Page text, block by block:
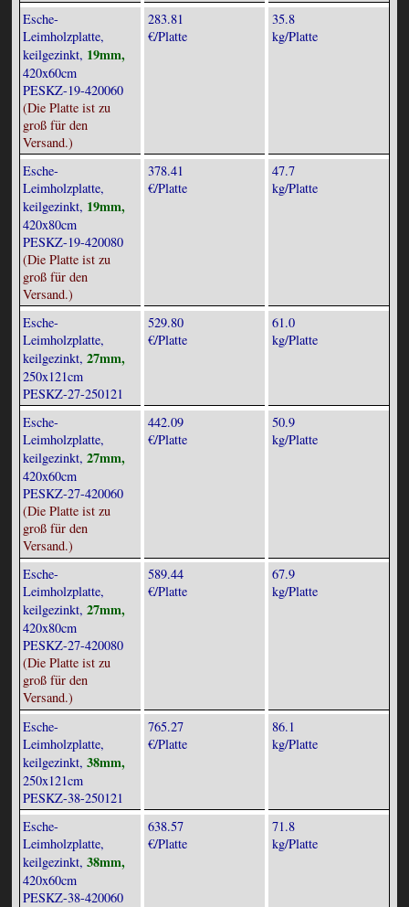
Esche-
Leimholzplatte,
keilgezinkt, 19mm,
420x60cm
PESKZ-19-420060
(Die Platte ist zu
groß für den
Versand.)
283.81
€/Platte
35.8
kg/Platte
Esche-
Leimholzplatte,
keilgezinkt, 19mm,
420x80cm
PESKZ-19-420080
(Die Platte ist zu
groß für den
Versand.)
378.41
€/Platte
47.7
kg/Platte
Esche-
Leimholzplatte,
keilgezinkt,27mm,
250x121cm
PESKZ-27-250121
529.80
€/Platte
61.0
kg/Platte
Esche-
Leimholzplatte,
keilgezinkt,27mm,
420x60cm
PESKZ-27-420060
(Die Platte ist zu
groß für den
Versand.)
442.09
€/Platte
50.9
kg/Platte
Esche-
Leimholzplatte,
keilgezinkt,27mm,
420x80cm
PESKZ-27-420080
(Die Platte ist zu
groß für den
Versand.)
589.44
€/Platte
67.9
kg/Platte
Esche-
Leimholzplatte,
keilgezinkt,38mm,
250x121cm
PESKZ-38-250121
765.27
€/Platte
86.1
kg/Platte
Esche-
Leimholzplatte,
keilgezinkt,38mm,
420x60cm
PESKZ-38-420060
638.57
€/Platte
71.8
kg/Platte